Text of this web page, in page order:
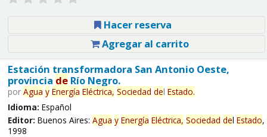
Hacer reserva
Agregar al carrito
Estación transformadora San Antonio Oeste,
provincia deRío Negro.
por Agua y Energía Eléctrica, Sociedad del Estado.
Idioma: Español
Editor: Buenos Aires: Agua y Energía Eléctrica, Sociedad del Estado,
1998